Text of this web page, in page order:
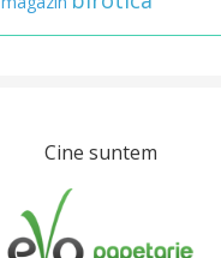
Cine suntem